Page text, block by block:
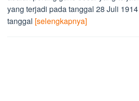
yang terjadi pada tanggal 28 Juli
tanggal [selengkapnya]